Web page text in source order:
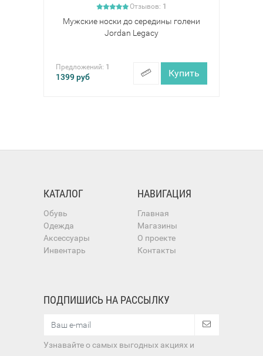
Отзывов: 1
Мужские носки до середины голени
Jordan Legacy
Предложений: 1
1399руб Купить
КАТАЛОГ
Обувь
Одежда
Аксессуары
Инвентарь
НАВИГАЦИЯ
Главная
Магазины
О проекте
Контакты
ПОДПИШИСЬ НА РАССЫЛКУ
Узнавайте о самых выгодных акциях и